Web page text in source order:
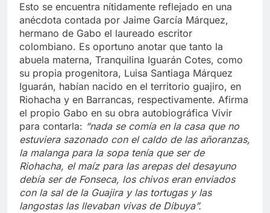
Esto se encuentra nítidamente reflejado en una
anécdota contada por Jaime García Márquez,
hermano de Gabo el laureado escritor
colombiano. Es oportuno anotar que tanto la
abuela materna, Tranquilina Iguarán Cotes, como
su propia progenitora, Luisa Santiaga Márquez
Iguarán, habían nacido en el territorio guajiro, en
Riohacha y en Barrancas, respectivamente. Afirma
el propio Gabo en su obra autobiográfica Vivir
para contarla: “nada se comía en la casa que no
estuviera sazonado con el caldo de las añoranzas,
la malanga para la sopa tenía que ser de
Riohacha, el maíz para las arepas del desayuno
debía ser de Fonseca, los chivos eran enviados
con la sal de la Guajira y las tortugas y las
langostas las llevaban vivas de Dibuya”.